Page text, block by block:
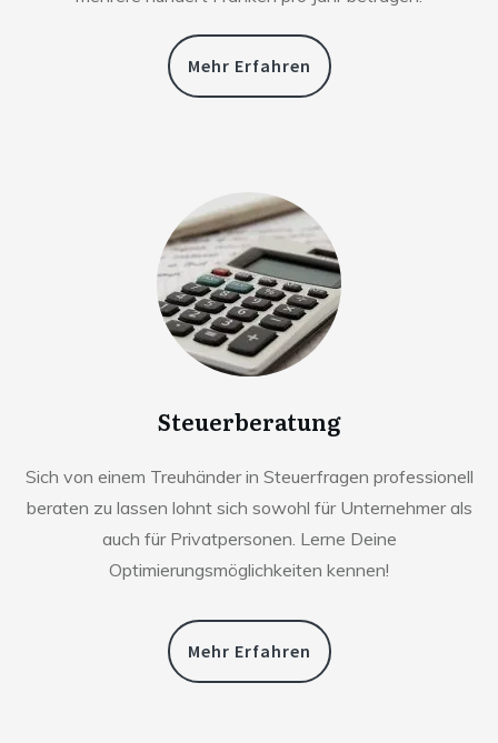
Mehr Erfahren
Steuerberatung
Sich von einem Treuhänder in Steuerfragen professionell
beraten zu lassen lohnt sich sowohl für Unternehmer als
auch für Privatpersonen. Lerne Deine
Optimierungsmöglichkeiten kennen!
Mehr Erfahren